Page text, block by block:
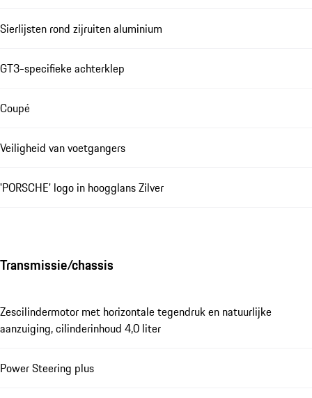
Sierlijsten rond zijruiten aluminium
GT3-specifieke achterklep
Coupé
Veiligheid van voetgangers
'PORSCHE' logo in hoogglans Zilver
Transmissie/chassis
Zescilindermotor met horizontale tegendruk en natuurlijke
aanzuiging, cilinderinhoud 4,0 liter
Power Steering plus